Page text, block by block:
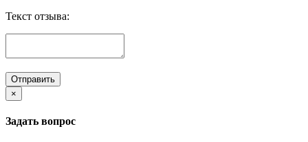
Текст отзыва:
Отправить
×
Задать вопрос